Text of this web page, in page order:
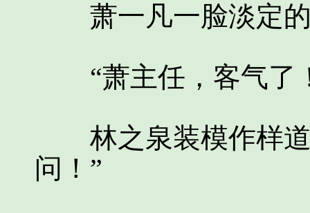
萧一凡一脸淡定的
“萧主任，客气了
林之泉装模作样道
问！”